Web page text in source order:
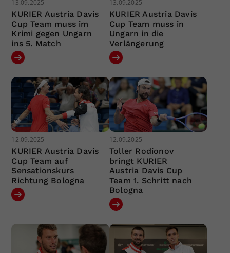
13.09.2025
KURIER Austria Davis
Cup Team muss im
Krimi gegen Ungarn
ins 5. Match
13.09.2025
KURIER Austria Davis
Cup Team muss in
Ungarn in die
Verlängerung
12.09.2025
KURIER Austria Davis
Cup Team auf
Sensationskurs
Richtung Bologna
12.09.2025
Toller Rodionov
bringt KURIER
Austria Davis Cup
Team 1. Schritt nach
Bologna